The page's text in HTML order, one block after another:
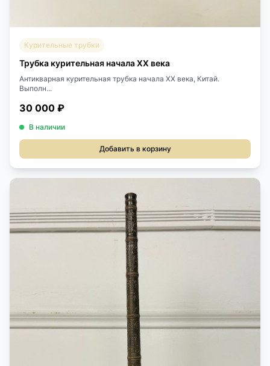
Курительные трубки
Трубка курительная начала XX века
Антикварная курительная трубка начала XX века, Китай.
Выполн...
30 000 ₽
В наличии
Добавить в корзину